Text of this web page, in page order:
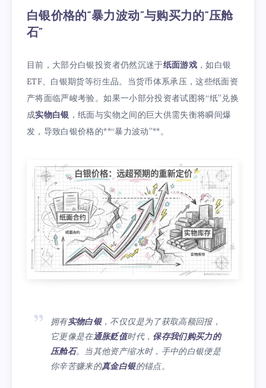
白银价格的“暴力波动”与购买力的“压舱
石”
目前，大部分白银投资者仍然沉迷于纸面游戏 ，如白银
ETF、白银期货等衍生品。当货币体系承压，这些纸面资
产将面临严峻考验。如果一小部分投资者试图将“纸”兑换
成实物白银 ，纸面与实物之间的巨大供需失衡将瞬间爆
发，导致白银价格的**“暴力波动”**。
拥有实物白银，不仅仅是为了获取高额回报，
它更像是在通胀贬值时代， 保存我们购买力的
压舱石。当其他资产缩水时，手中的白银便是
你辛苦赚来的真金白银的锚点。